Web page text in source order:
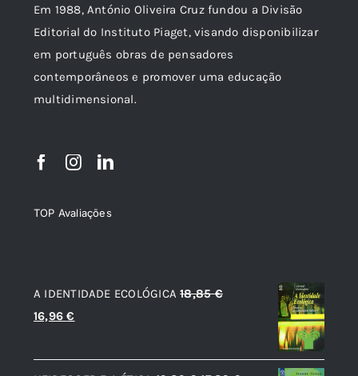
Em 1988, António Oliveira Cruz fundou a Divisão
Editorial do Instituto Piaget, visando disponibilizar
em português obras de pensadores
contemporâneos e promover uma educação
multidimensional.
TOP Avaliações
A IDENTIDADE ECOLÓGICA 18,85€
O
original
16,96€
atual